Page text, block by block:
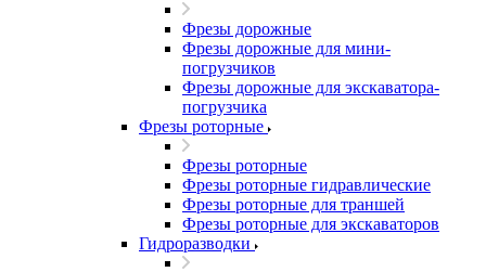
Фрезы дорожные
Фрезы дорожные для мини-
погрузчиков
Фрезы дорожные для экскаватора-
погрузчика
Фрезы роторные
Фрезы роторные
Фрезы роторные гидравлические
Фрезы роторные для траншей
Фрезы роторные для экскаваторов
Гидроразводки